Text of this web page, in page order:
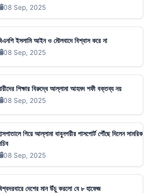
08 Sep, 2025
ইসলামি আইন ও মৌলবাদে বিশ্বাস করে না
08 Sep, 2025
শিক্ষার বিরুদ্ধে আল্লামা আহমদ শফী বক্তব্য নয়
08 Sep, 2025
গিয়ে আল্লামা বাবুনগরীর পাসপোর্ট পৌঁছে দিলেন সামরিক
08 Sep, 2025
দেশের মান উঁচু করলো যে ৮ হাফেজ